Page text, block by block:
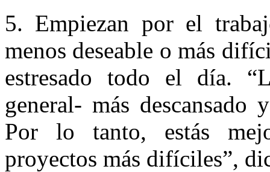
5. Empiezan por el
menos deseable o más
estresado todo el día.
general- más
Por lo tanto, estás
proyectos más difíciles”,